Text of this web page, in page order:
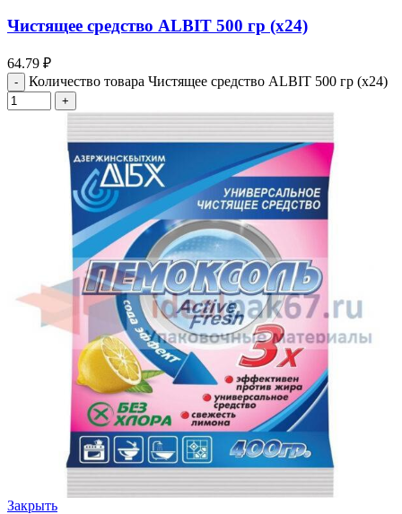
Чистящее средство ALBIT 500 гр (х24)
64.79 ₽
Количество товара Чистящее средство ALBIT 500 гр (х24)
Закрыть